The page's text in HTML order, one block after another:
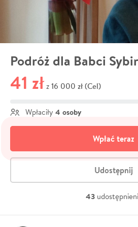
Podróż dla Babci
41 zł z 16 000 zł (Cel)
Wpłaciły 4 osoby
Wpłać teraz
Udostępnij
43